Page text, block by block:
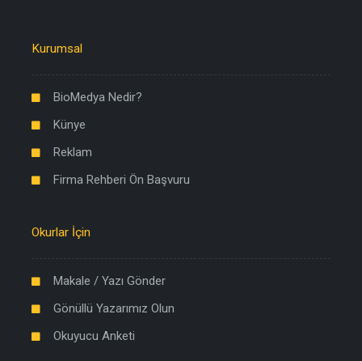
Kurumsal
BioMedya Nedir?
Künye
Reklam
Firma Rehberi Ön Başvuru
Okurlar İçin
Makale / Yazı Gönder
Gönüllü Yazarımız Olun
Okuyucu Anketi